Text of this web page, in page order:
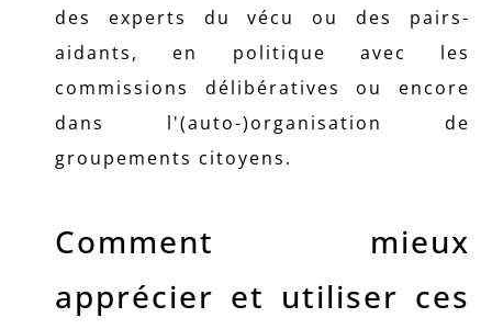
des experts du vécu ou des pairs-
aidants, en politique avec les
commissions délibératives ou encore
dans l'(auto-)organisation de
groupements citoyens.
Comment mieux
apprécier et utiliser ces